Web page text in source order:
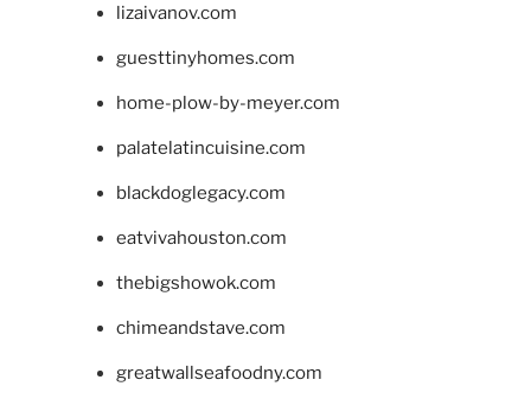
lizaivanov.com
guesttinyhomes.com
home-plow-by-meyer.com
palatelatincuisine.com
blackdoglegacy.com
eatvivahouston.com
thebigshowok.com
chimeandstave.com
greatwallseafoodny.com